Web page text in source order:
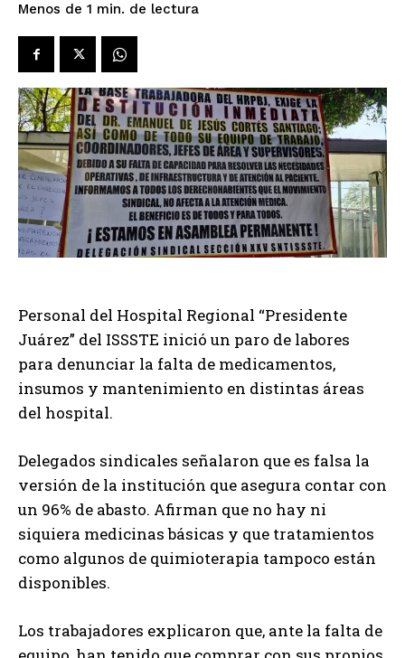
Menos de 1 min. de lectura
Personal del Hospital Regional “Presidente
Juárez” del ISSSTE inició un paro de labores
para denunciar la falta de medicamentos,
insumos y mantenimiento en distintas áreas
del hospital.
Delegados sindicales señalaron que es falsa la
versión de la institución que asegura contar con
un 96% de abasto. Afirman que no hay ni
siquiera medicinas básicas y que tratamientos
como algunos de quimioterapia tampoco están
disponibles.
Los trabajadores explicaron que, ante la falta de